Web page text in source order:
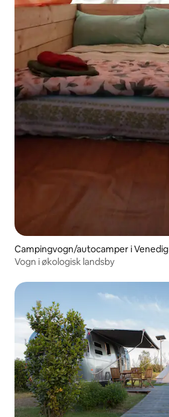
Campingvogn/autocamper i Venedig
Vogn i økologisk landsby